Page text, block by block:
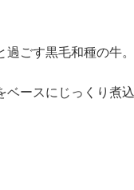
ごす黒毛和種の牛。
ースにじっくり煮